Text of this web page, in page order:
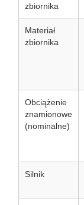
zbiornika
Materiał
zbiornika
Obciążenie
znamionowe
(nominalne)
Silnik